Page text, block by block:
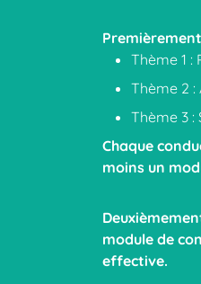
Thème 1
Thème 2
Thème 3 :
Chaque
moins un
module de
effective.